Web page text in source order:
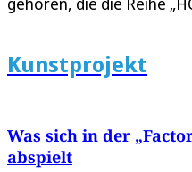
Kunstprojekt
Was sich in der
abspielt